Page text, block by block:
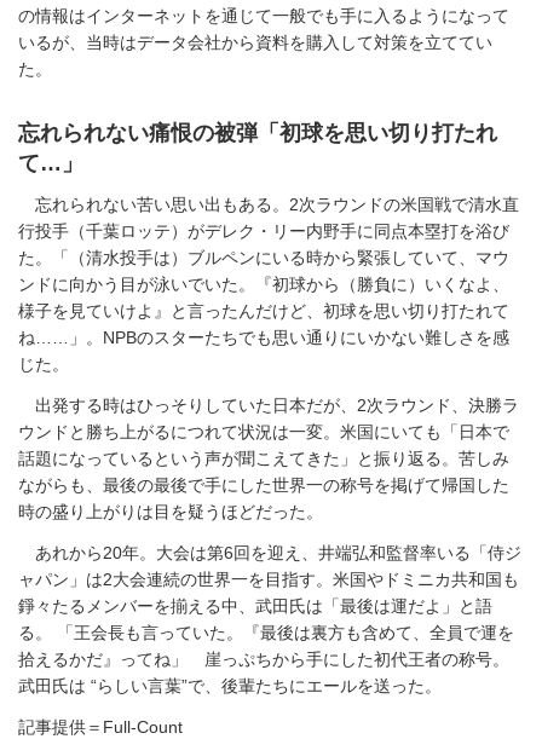
の情報はインターネットを通じて一般でも手に入るようになって
いるが、当時はデータ会社から資料を購入して対策を立ててい
た。
忘れられない痛恨の被弾「初球を思い切り打たれ
て…」
忘れられない苦い思い出もある。2次ラウンドの米国戦で清水直
行投手（千葉ロッテ）がデレク・リー内野手に同点本塁打を浴び
た。「（清水投手は）ブルペンにいる時から緊張していて、マウ
ンドに向かう目が泳いでいた。『初球から（勝負に）いくなよ、
様子を見ていけよ』と言ったんだけど、初球を思い切り打たれて
ね……」。NPBのスターたちでも思い通りにいかない難しさを感
じた。
出発する時はひっそりしていた日本だが、2次ラウンド、決勝ラ
ウンドと勝ち上がるにつれて状況は一変。米国にいても「日本で
話題になっているという声が聞こえてきた」と振り返る。苦しみ
ながらも、最後の最後で手にした世界一の称号を掲げて帰国した
時の盛り上がりは目を疑うほどだった。
あれから20年。大会は第6回を迎え、井端弘和監督率いる「侍ジ
ャパン」は2大会連続の世界一を目指す。米国やドミニカ共和国も
錚々たるメンバーを揃える中、武田氏は「最後は運だよ」と語
る。 「王会長も言っていた。『最後は裏方も含めて、全員で運を
拾えるかだ』ってね」 崖っぷちから手にした初代王者の称号。
武田氏は “らしい言葉”で、後輩たちにエールを送った。
記事提供＝Full-Count